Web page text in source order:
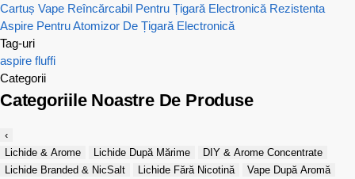
Cartuș Vape Reîncărcabil Pentru Țigară Electronică Rezistenta
Aspire Pentru Atomizor De Țigară Electronică
Tag-uri
aspire fluffi
Categorii
Categoriile Noastre De Produse
‹
Lichide & Arome
Lichide După Mărime
DIY & Arome Concentrate
Lichide Branded & NicSalt
Lichide Fără Nicotină
Vape După Aromă